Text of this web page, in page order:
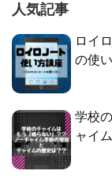
人気記事
ロイ
の使
学校
ャイ